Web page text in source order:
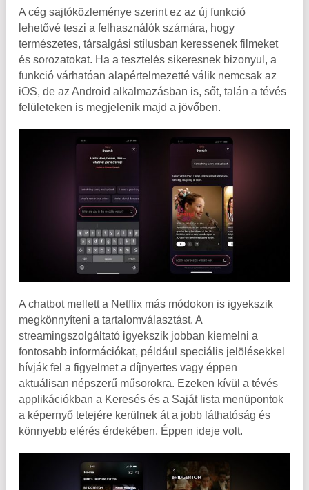
A cég sajtóközleménye szerint ez az új funkció
lehetővé teszi a felhasználók számára, hogy
természetes, társalgási stílusban keressenek filmeket
és sorozatokat. Ha a tesztelés sikeresnek bizonyul, a
funkció várhatóan alapértelmezetté válik nemcsak az
iOS, de az Android alkalmazásban is, sőt, talán a tévés
felületeken is megjelenik majd a jövőben.
A chatbot mellett a Netflix más módokon is igyekszik
megkönnyíteni a tartalomválasztást. A
streamingszolgáltató igyekszik jobban kiemelni a
fontosabb információkat, például speciális jelölésekkel
hívják fel a figyelmet a díjnyertes vagy éppen
aktuálisan népszerű műsorokra. Ezeken kívül a tévés
applikációkban a Keresés és a Saját lista menüpontok
a képernyő tetejére kerülnek át a jobb láthatóság és
könnyebb elérés érdekében. Éppen ideje volt.